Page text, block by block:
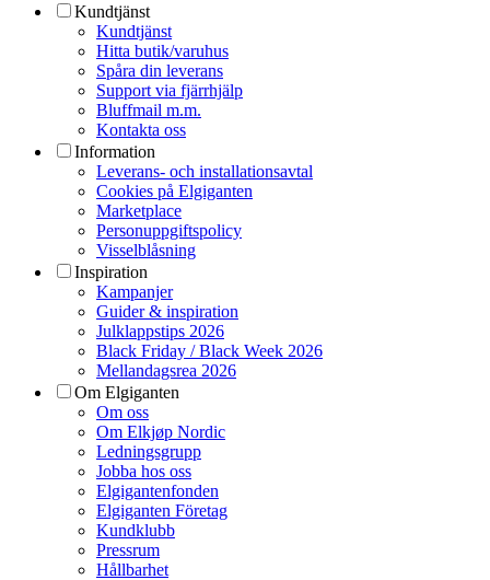
Kundtjänst
Kundtjänst
Hitta butik/varuhus
Spåra din leverans
Support via fjärrhjälp
Bluffmail m.m.
Kontakta oss
Information
Leverans- och installationsavtal
Cookies på Elgiganten
Marketplace
Personuppgiftspolicy
Visselblåsning
Inspiration
Kampanjer
Guider & inspiration
Julklappstips 2026
Black Friday / Black Week 2026
Mellandagsrea 2026
Om Elgiganten
Om oss
Om Elkjøp Nordic
Ledningsgrupp
Jobba hos oss
Elgigantenfonden
Elgiganten Företag
Kundklubb
Pressrum
Hållbarhet